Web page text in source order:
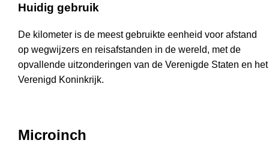
Huidig gebruik
De kilometer is de meest gebruikte eenheid voor afstand
op wegwijzers en reisafstanden in de wereld, met de
opvallende uitzonderingen van de Verenigde Staten en het
Verenigd Koninkrijk.
Microinch